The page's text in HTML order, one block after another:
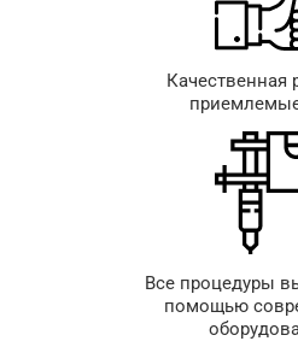
Качественная
Все процедуры
помощью